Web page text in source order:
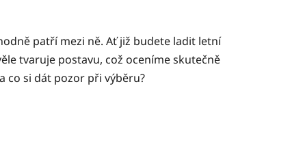
patří mezi ně. Ať již budete ladit letní
tvaruje postavu, což oceníme skutečně
co si dát pozor při výběru?